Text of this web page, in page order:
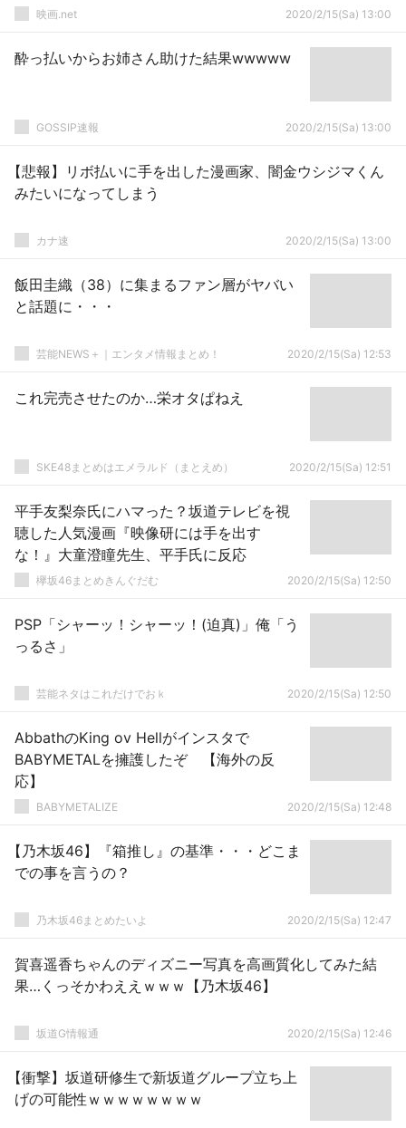
ですごかった
映画.net 2020/2/15(Sa) 13:00
酔っ払いからお姉さん助けた結果wwwww
GOSSIP速報 2020/2/15(Sa) 13:00
【悲報】リボ払いに手を出した漫画家、闇金ウシジマくん
みたいになってしまう
カナ速 2020/2/15(Sa) 13:00
飯田圭織（38）に集まるファン層がヤバい
と話題に・・・
芸能NEWS＋｜エンタメ情報まとめ！ 2020/2/15(Sa) 12:53
これ完売させたのか…栄オタぱねえ
SKE48まとめはエメラルド（まとえめ） 2020/2/15(Sa) 12:51
平手友梨奈氏にハマった？坂道テレビを視
聴した人気漫画『映像研には手を出す
な！』大童澄瞳先生、平手氏に反応
欅坂46まとめきんぐだむ 2020/2/15(Sa) 12:50
PSP「シャーッ！シャーッ！(迫真)」俺「う
っるさ」
芸能ネタはこれだけでおｋ 2020/2/15(Sa) 12:50
AbbathのKing ov Hellがインスタで
BABYMETALを擁護したぞ 【海外の反
応】
BABYMETALIZE 2020/2/15(Sa) 12:48
【乃木坂46】『箱推し』の基準・・・どこま
での事を言うの？
乃木坂46まとめたいよ 2020/2/15(Sa) 12:47
賀喜遥香ちゃんのディズニー写真を高画質化してみた結
果…くっそかわええｗｗｗ【乃木坂46】
坂道G情報通 2020/2/15(Sa) 12:46
【衝撃】坂道研修生で新坂道グループ立ち上
げの可能性ｗｗｗｗｗｗｗｗ